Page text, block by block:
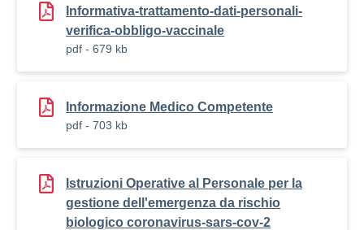
Informativa-trattamento-dati-personali-
verifica-obbligo-vaccinale
pdf - 679 kb
Informazione Medico Competente
pdf - 703 kb
Istruzioni Operative al Personale per la
gestione dell'emergenza da rischio
biologico coronavirus-sars-cov-2